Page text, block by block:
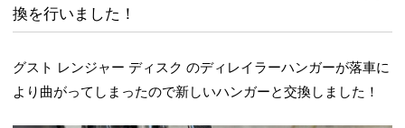
換を行いました！
グスト レンジャー ディスク のディレイラーハンガーが落車に
より曲がってしまったので新しいハンガーと交換しました！